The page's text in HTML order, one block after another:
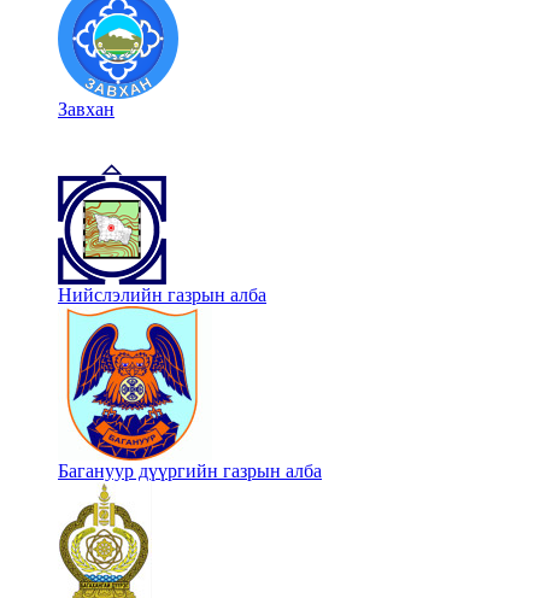
Завхан
Нийслэлийн газрын алба
Багануур дүүргийн газрын алба